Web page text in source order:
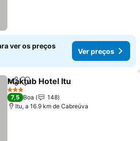
ver os preços
Ver preços
PartilharAdicionar aos favoritos
Maktub Hotel Itu
3 Estrelas
7,5 Boa
148
Itu, a 16.9 km de Cabreúva